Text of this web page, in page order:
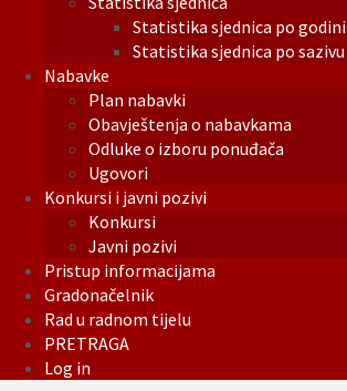
Statistika sjednica po godini
Statistika sjednica po sazivu
Nabavke
Plan nabavki
Obavještenja o nabavkama
Odluke o izboru ponuđača
Ugovori
Konkursi i javni pozivi
Konkursi
Javni pozivi
Pristup informacijama
Gradonačelnik
Rad u radnom tijelu
PRETRAGA
Log in